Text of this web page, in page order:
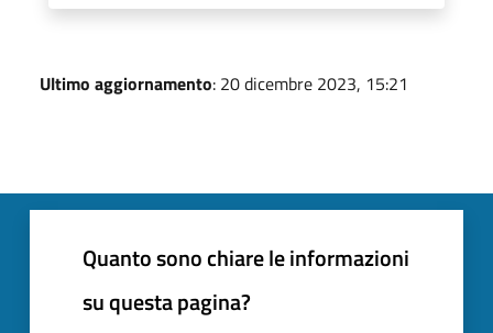
Ultimo aggiornamento: 20 dicembre 2023, 15:21
Quanto sono chiare le informazioni
su questa pagina?